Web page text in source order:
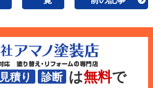
積り 診断 は無料で